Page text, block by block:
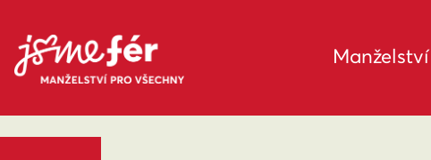
Manželství